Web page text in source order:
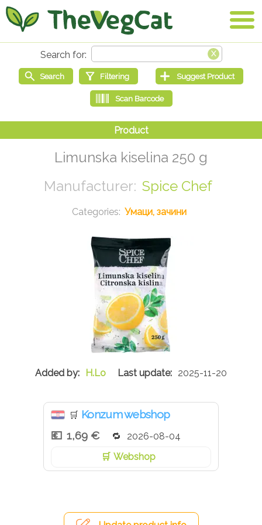
Limunska kiselina 250 g
Spice Chef
Умаци, зачини
H.Lo 2025-11-20
🛒 Konzum webshop
1,69 €
2026-08-04
Webshop